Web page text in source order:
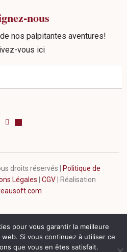
nous
nos palpitantes aventures!
vous ici
droits réservés |
Politique de
Légales CGV
| Réalisation
pour vous garantir la meilleure
Si vous continuez à utiliser ce
que vous en êtes satisfait.